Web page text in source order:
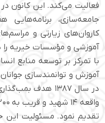
فعالیت می‌کند. این کانون
جامعه‌سازی، برنامه‌هایی
کاروان‌های زیارتی و
آموزشی و مؤسسات خیریه را
با تمرکز بر توسعه منابع
آموزش و توانمندسازی
در سال ۱۳۸۷ هدف
تقدیم نمود. مسئولیت این